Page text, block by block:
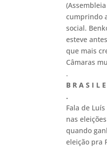
cumprindo
social.
esteve
que mais
Câmaras
.
B R A S I L
.
Fala de
nas
quando
eleição pra